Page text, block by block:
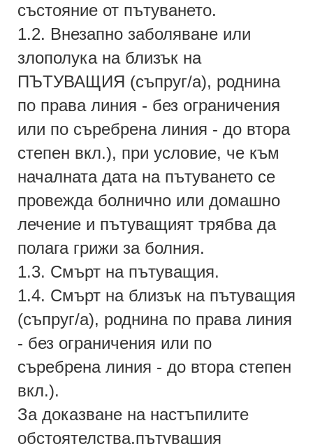
състояние от пътуването.
1.2. Внезапно заболяване или
злополука на близък на
ПЪТУВАЩИЯ (съпруг/а), роднина
по права линия - без ограничения
или по съребрена линия - до втора
степен вкл.), при условие, че към
началната дата на пътуването се
провежда болнично или домашно
лечение и пътуващият трябва да
полага грижи за болния.
1.3. Смърт на пътуващия.
1.4. Смърт на близък на пътуващия
(съпруг/а), роднина по права линия
- без ограничения или по
съребрена линия - до втора степен
вкл.).
За доказване на настъпилите
обстоятелства,пътуващия